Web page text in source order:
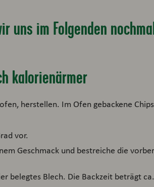
uns im Folgenden
kalorienärmer
herstellen. Im Ofen gebackene
vor.
Geschmack und bestreiche die
belegtes Blech. Die Backzeit beträgt